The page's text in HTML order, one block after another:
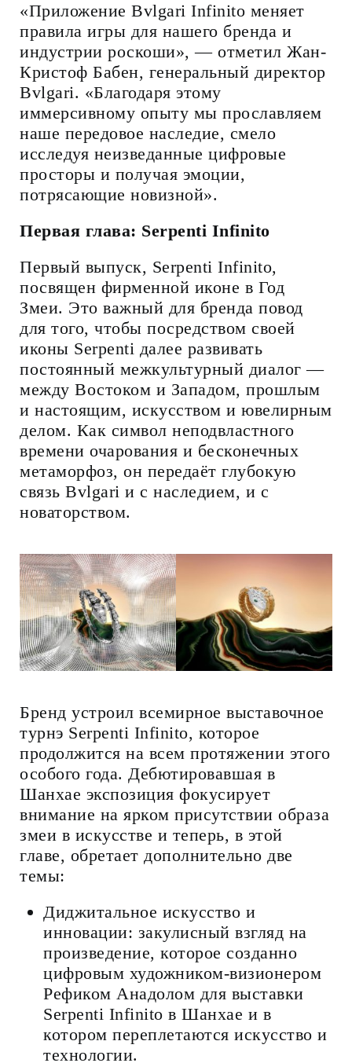
«Приложение Bvlgari Infinito меняет
правила игры для нашего бренда и
индустрии роскоши», — отметил Жан-
Кристоф Бабен, генеральный директор
Bvlgari. «Благодаря этому
иммерсивному опыту мы прославляем
наше передовое наследие, смело
исследуя неизведанные цифровые
просторы и получая эмоции,
потрясающие новизной».
Первая глава: Serpenti Infinito
Первый выпуск, Serpenti Infinito,
посвящен фирменной иконе в Год
Змеи. Это важный для бренда повод
для того, чтобы посредством своей
иконы Serpenti далее развивать
постоянный межкультурный диалог —
между Востоком и Западом, прошлым
и настоящим, искусством и ювелирным
делом. Как символ неподвластного
времени очарования и бесконечных
метаморфоз, он передаёт глубокую
связь Bvlgari и с наследием, и с
новаторством.
Бренд устроил всемирное выставочное
турнэ Serpenti Infinito, которое
продолжится на всем протяжении этого
особого года. Дебютировавшая в
Шанхае экспозиция фокусирует
внимание на ярком присутствии образа
змеи в искусстве и теперь, в этой
главе, обретает дополнительно две
темы:
Диджитальное искусство и
инновации: закулисный взгляд на
произведение, которое созданно
цифровым художником-визионером
Рефиком Анадолом для выставки
Serpenti Infinito в Шанхае и в
котором переплетаются искусство и
технологии.